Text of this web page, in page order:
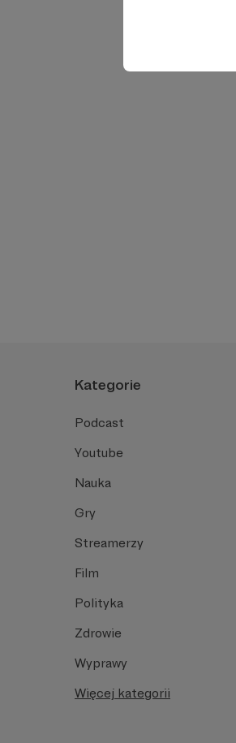
Kategorie
Podcast
Youtube
Nauka
Gry
Streamerzy
Film
Polityka
Zdrowie
Wyprawy
Więcej kategorii